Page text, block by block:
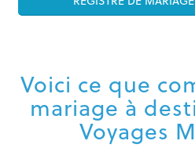
Voici ce que
mariage à
Voyages